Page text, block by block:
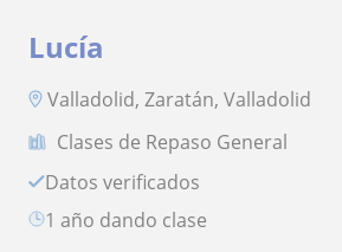
Lucía
Valladolid, Zaratán, Valladolid
Clases de Repaso General
Datos verificados
1 año dando clase